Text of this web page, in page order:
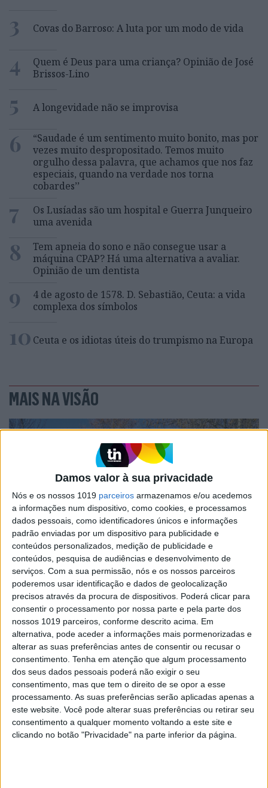
Damos valor à sua privacidade
Nós e os nossos 1019 parceiros armazenamos e/ou acedemos
a informações num dispositivo, como cookies, e processamos
dados pessoais, como identificadores únicos e informações
padrão enviadas por um dispositivo para publicidade e
conteúdos personalizados, medição de publicidade e
conteúdos, pesquisa de audiências e desenvolvimento de
serviços. Com a sua permissão, nós e os nossos parceiros
poderemos usar identificação e dados de geolocalização
precisos através da procura de dispositivos. Poderá clicar para
consentir o processamento por nossa parte e pela parte dos
nossos 1019 parceiros, conforme descrito acima. Em
alternativa, pode aceder a informações mais pormenorizadas e
alterar as suas preferências antes de consentir ou recusar o
consentimento. Tenha em atenção que algum processamento
dos seus dados pessoais poderá não exigir o seu
consentimento, mas que tem o direito de se opor a esse
processamento. As suas preferências serão aplicadas apenas a
este website. Você pode alterar suas preferências ou retirar seu
consentimento a qualquer momento voltando a este site e
clicando no botão "Privacidade" na parte inferior da página.
3 Covas do Barroso: A luta por um modo de vida
4
Quem é Deus para uma criança? Opinião de José
Brissos-Lino
5 A longevidade não se improvisa
6
“Saudade é um sentimento muito bonito, mas por
vezes muito despropositado. Temos muito
orgulho dessa palavra, que achamos que nos faz
especiais, quando na verdade nos torna
cobardes’’
7
Os Lusíadas são um hospital e Guerra Junqueiro
uma avenida
8
Tem apneia do sono e não consegue usar a
máquina CPAP? Há uma alternativa a avaliar.
Opinião de um dentista
9
4 de agosto de 1578. D. Sebastião, Ceuta: a vida
complexa dos símbolos
10 Ceuta e os idiotas úteis do trumpismo na Europa
MAIS NA VISÃO
OPINIÃO
O país que fotografamos nas férias
e esquecemos no resto do ano